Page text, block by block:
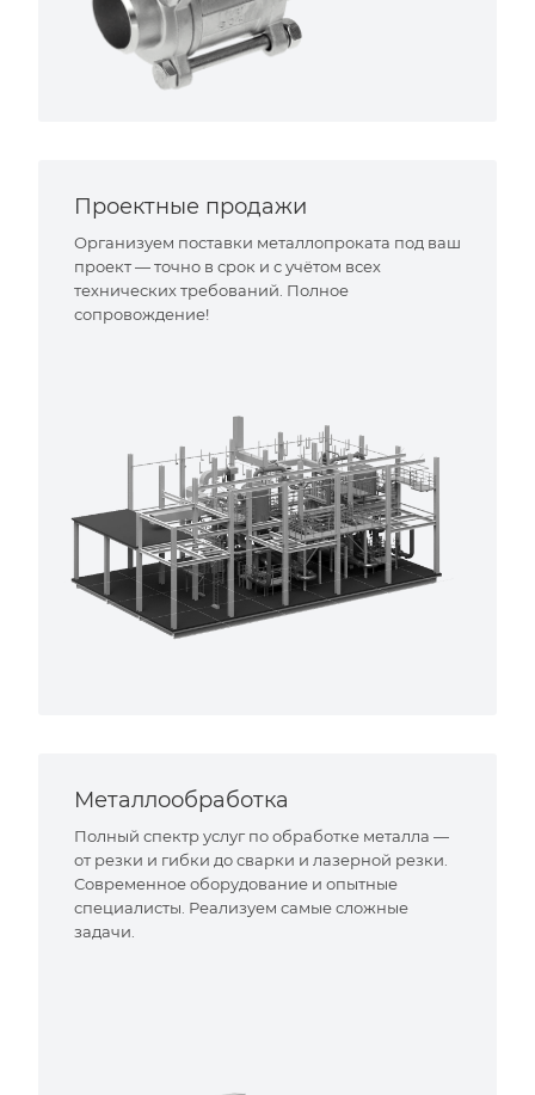
Проектные продажи
Организуем поставки металлопроката под ваш
проект — точно в срок и с учётом всех
технических требований. Полное
сопровождение!
Металлообработка
Полный спектр услуг по обработке металла —
от резки и гибки до сварки и лазерной резки.
Современное оборудование и опытные
специалисты. Реализуем самые сложные
задачи.